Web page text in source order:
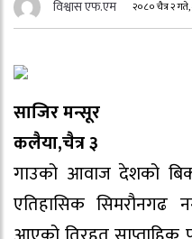
विश्वास एफ.एम २०८० चैत्र २ गते,
साजिर मन्सूर
कलैया,चैत्र ३
गाउको आवाज देशको
एतिहासिक सिमरौनगढ